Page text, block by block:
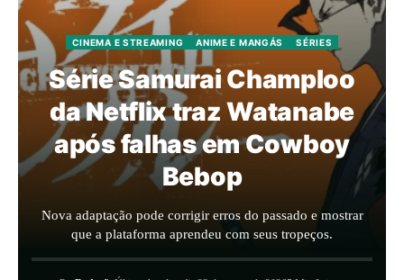
CINEMA E STREAMING ANIME E MANGÁS SÉRIES
Série Samurai Champloo
da Netflix traz Watanabe
após falhas em Cowboy
Bebop
Nova adaptação pode corrigir erros do passado e mostrar
que a plataforma aprendeu com seus tropeços.